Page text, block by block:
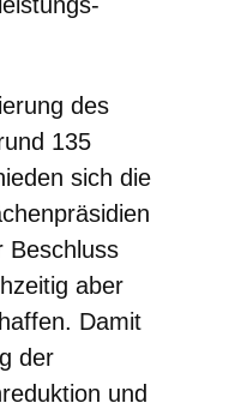
des
135
sich die
Beschluss
aber
Damit
der
und